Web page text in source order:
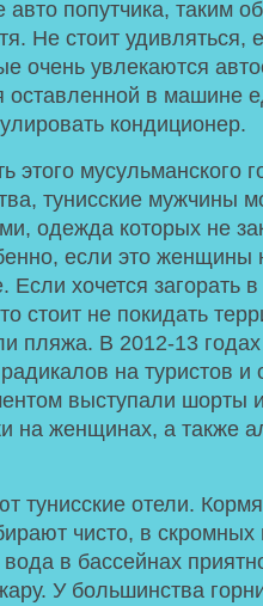
попутчика, таким
Не стоит удивляться,
очень увлекаются
оставленной в машине
кондиционер.
этого мусульманского
тунисские мужчины
одежда которых не
если это женщины
хочется загорать
стоит не покидать
пляжа. В 2012-13 годах
на туристов и
выступали шорты и
на женщинах, а также
тунисские отели.
чисто, в скромных
в бассейнах
У большинства